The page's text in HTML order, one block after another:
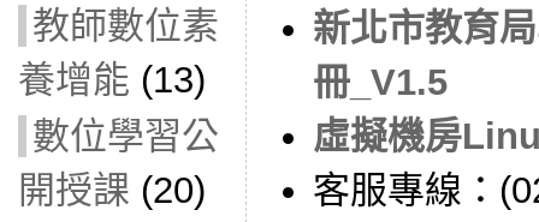
教師數位素
養增能 (13)
數位學習公
開授課 (20)
新北市教育
冊_V1.5
虛擬機房
客服專線：